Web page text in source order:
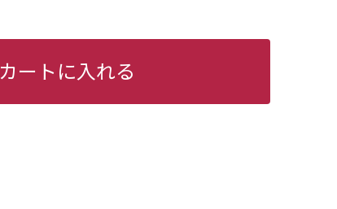
カートに入れる